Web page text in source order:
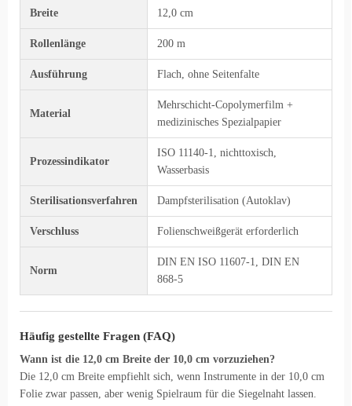
Breite 12,0 cm
Rollenlänge 200 m
Ausführung Flach, ohne Seitenfalte
Material
Mehrschicht-Copolymerfilm +
medizinisches Spezialpapier
Prozessindikator
ISO 11140-1, nichttoxisch,
Wasserbasis
Sterilisationsverfahren Dampfsterilisation (Autoklav)
Verschluss Folienschweißgerät erforderlich
Norm
DIN EN ISO 11607-1, DIN EN
868-5
Häufig gestellte Fragen (FAQ)
Wann ist die 12,0 cm Breite der 10,0 cm vorzuziehen?
Die 12,0 cm Breite empfiehlt sich, wenn Instrumente in der 10,0 cm
Folie zwar passen, aber wenig Spielraum für die Siegelnaht lassen.